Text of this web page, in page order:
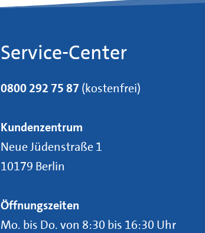
Service-Center
0800 292 75 87 (kostenfrei)
Kundenzentrum
Neue Jüdenstraße 1
10179 Berlin
Öffnungszeiten
Mo. bis Do. von 8:30 bis 16:30 Uhr